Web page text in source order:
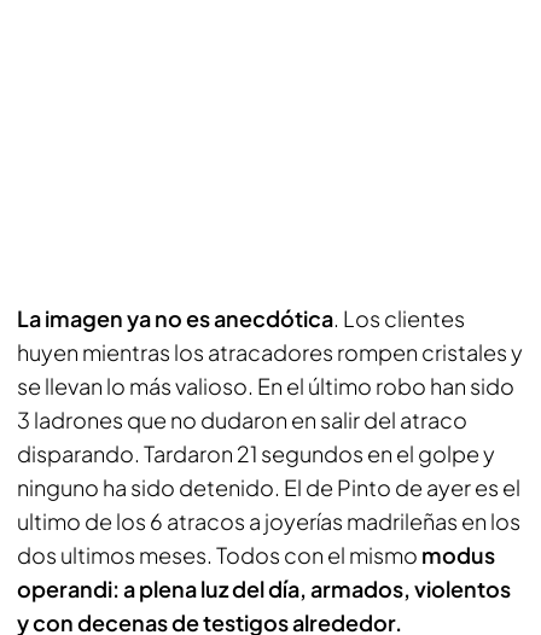
La imagen ya no es anecdótica. Los clientes
huyen mientras los atracadores rompen cristales y
se llevan lo más valioso. En el último robo han sido
3 ladrones que no dudaron en salir del atraco
disparando. Tardaron 21 segundos en el golpe y
ninguno ha sido detenido. El de Pinto de ayer es el
ultimo de los 6 atracos a joyerías madrileñas en los
dos ultimos meses. Todos con el mismo modus
operandi: a plena luz del día, armados, violentos
y con decenas de testigos alrededor.